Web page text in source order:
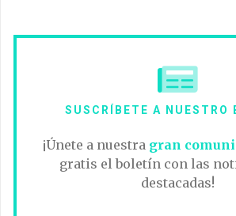
SUSCRÍBETE A NUESTRO
¡Únete a nuestra gran
gratis el boletín con las
destacadas!